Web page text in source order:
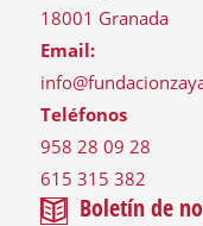
18001 Granada
Email:
Teléfonos
958 28 09 28
615 315 382
Boletín de